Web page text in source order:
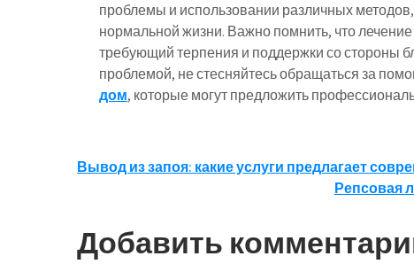
проблемы и использовании различных
нормальной жизни. Важно помнить, что
требующий терпения и поддержки со стороны
проблемой, не стесняйтесь обращаться за
дом, которые могут предложить
Навигация
записям
Вывод из запоя: какие услуги предлагает
Репсовая
Добавить